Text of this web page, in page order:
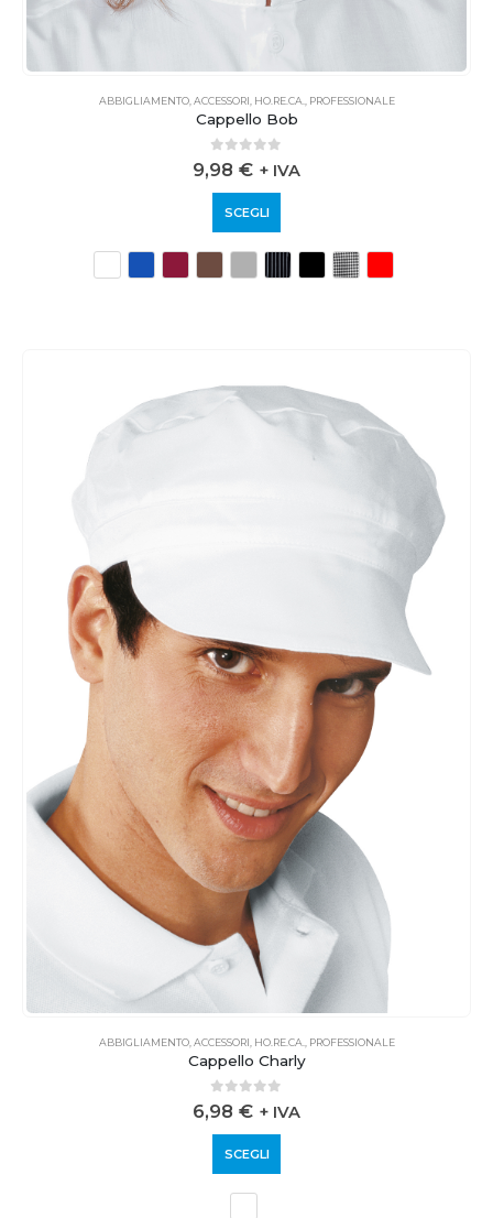
ABBIGLIAMENTO, ACCESSORI HO.RE.CA. PROFESSIONALE
Cappello Bob
0 out of 5
9,98 € + IVA
SCEGLI
ABBIGLIAMENTO,ACCESSORI, HO.RE.CA., PROFESSIONALE
Cappello Charly
0 out of 5
6,98 € + IVA
SCEGLI